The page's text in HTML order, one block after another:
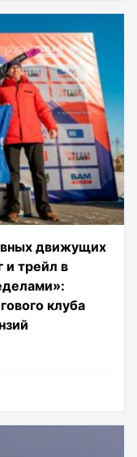
движущих
и трейл в
клуба